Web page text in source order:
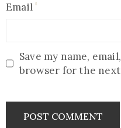
Email
Save my name,
browser for the